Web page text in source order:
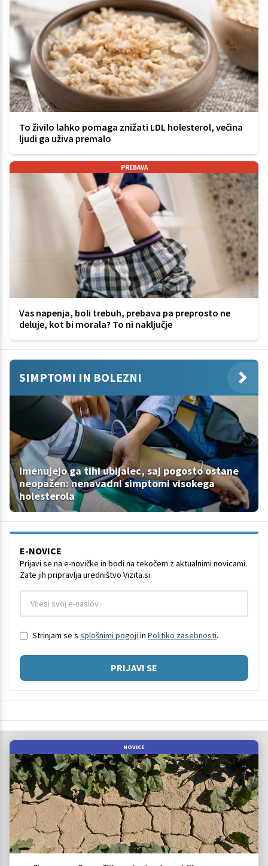
To živilo lahko pomaga znižati LDL holesterol, večina
ljudi ga uživa premalo
PREBAVA
Vas napenja, boli trebuh, prebava pa preprosto ne
deluje, kot bi morala? To ni naključje
SIMPTOMI IN BOLEZNI
Imenujejo ga tihi ubijalec, saj pogosto ostane
neopažen: nenavadni simptomi visokega
holesterola
E-NOVICE
Prijavi se na e-novičke in bodi na tekočem z aktualnimi novicami.
Zate jih pripravlja uredništvo Vizita.si.
Strinjam se s splošnimi pogoji in Politiko zasebnosti.
PRIJAVI SE
NOVICE